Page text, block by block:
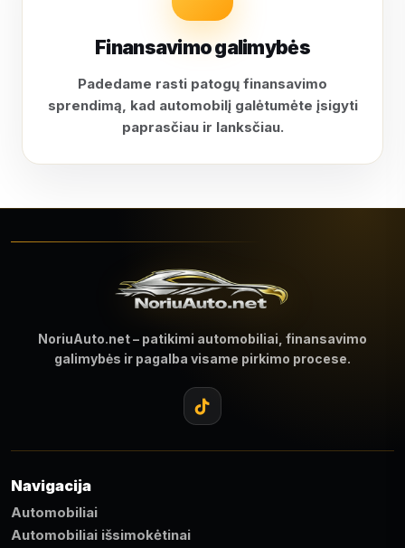
Finansavimo galimybės
Padedame rasti patogų finansavimo
sprendimą, kad automobilį galėtumėte įsigyti
paprasčiau ir lanksčiau.
NoriuAuto.net – patikimi automobiliai, finansavimo
galimybės ir pagalba visame pirkimo procese.
Navigacija
Automobiliai
Automobiliai išsimokėtinai